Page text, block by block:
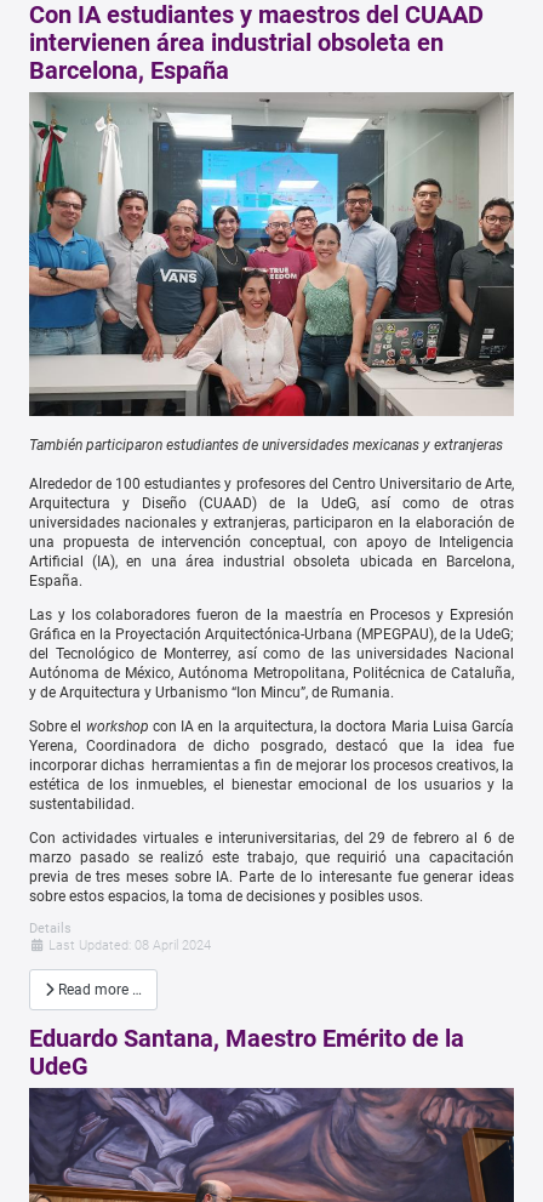
Con IA estudiantes y maestros del CUAAD
intervienen área industrial obsoleta en
Barcelona, España
También participaron estudiantes de universidades mexicanas y extranjeras
Alrededor de 100 estudiantes y profesores del Centro Universitario de Arte,
Arquitectura y Diseño (CUAAD) de la UdeG, así como de otras
universidades nacionales y extranjeras, participaron en la elaboración de
una propuesta de intervención conceptual, con apoyo de Inteligencia
Artificial (IA), en una área industrial obsoleta ubicada en Barcelona,
España.
Las y los colaboradores fueron de la maestría en Procesos y Expresión
Gráfica en la Proyectación Arquitectónica-Urbana (MPEGPAU), de la UdeG;
del Tecnológico de Monterrey, así como de las universidades Nacional
Autónoma de México, Autónoma Metropolitana, Politécnica de Cataluña,
y de Arquitectura y Urbanismo “Ion Mincu”, de Rumania.
Sobre el workshop con IA en la arquitectura, la doctora Maria Luisa García
Yerena, Coordinadora de dicho posgrado, destacó que la idea fue
incorporar dichas herramientas a fin de mejorar los procesos creativos, la
estética de los inmuebles, el bienestar emocional de los usuarios y la
sustentabilidad.
Con actividades virtuales e interuniversitarias, del 29 de febrero al 6 de
marzo pasado se realizó este trabajo, que requirió una capacitación
previa de tres meses sobre IA. Parte de lo interesante fue generar ideas
sobre estos espacios, la toma de decisiones y posibles usos.
Details
Last Updated: 08 April 2024
Read more …
Eduardo Santana, Maestro Emérito de la
UdeG